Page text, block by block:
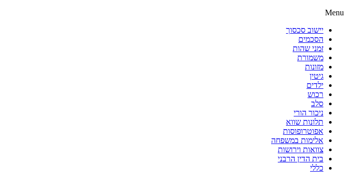
Menu
יישוב סכסוך
הסכמים
זמני שהות
משמורת
מזונות
גיטין
ילדים
רכוש
סלב
ניכור הורי
תלונות שווא
אפוטרופוסות
אלימות במשפחה
צוואות וירושות
בית הדין הרבני
כללי